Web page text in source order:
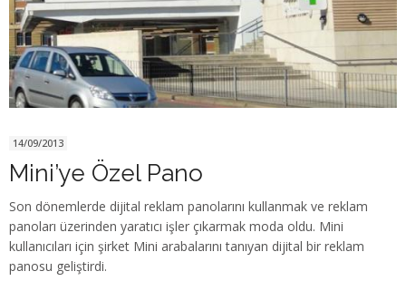
14/09/2013
Mini’ye Özel Pano
Son dönemlerde dijital reklam panolarını kullanmak ve reklam
panoları üzerinden yaratıcı işler çıkarmak moda oldu. Mini
kullanıcıları için şirket Mini arabalarını tanıyan dijital bir reklam
panosu geliştirdi.